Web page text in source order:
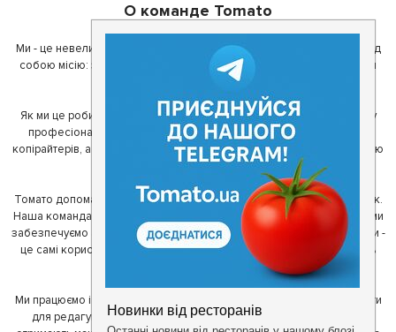
О команде Tomato
Ми - це невелика команда ентузіастів з України. Ми поставили перед
собою місію: зробити так, щоб де б в Україні ви не знаходилися, ви
завжди могли смачно поїсти.
Як ми це робимо? Для початку, ми зібрали приголомшливу команду
професіоналів - фахівців з дизайну, програмування, маркетингу,
копірайтерів, а за сумісництвом - любителів гарної їжі. З їх допомогою
ми створили Томато.
Томато допомагає своїм користувачам знайти цікаві місця неподалік.
Наша команда регулярно зв'язується з ресторанами - таким чином ми
забезпечуємо актуальність інформації. Друга частина нашої команди -
це самі користувачі, які діляться своїми враженнями і допомагають
один одному у виборі кращих місць.
Ми працюємо і з ресторанами. Для них ми надаємо зручні інструменти
для редагування інформації про себе - в результаті відвідувачі